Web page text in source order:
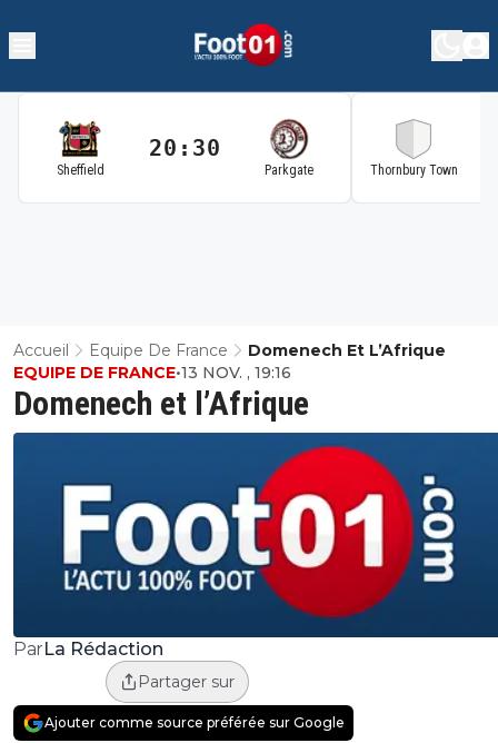
Sheffield
20:30
Parkgate Thornbury Town
Accueil Equipe De France Domenech Et L’Afrique
Domenech et l’Afrique
EQUIPE DE FRANCE•13 NOV. , 19:16
ParLa Rédaction
Partager sur
Ajouter comme source préférée sur Google